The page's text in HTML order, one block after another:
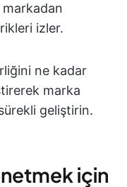
izler.
ne kadar
marka
geliştirin.
için